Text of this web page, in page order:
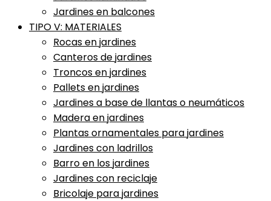
Jardines en balcones
TIPO V: MATERIALES
Rocas en jardines
Canteros de jardines
Troncos en jardines
Pallets en jardines
Jardines a base de llantas o neumáticos
Madera en jardines
Plantas ornamentales para jardines
Jardines con ladrillos
Barro en los jardines
Jardines con reciclaje
Bricolaje para jardines